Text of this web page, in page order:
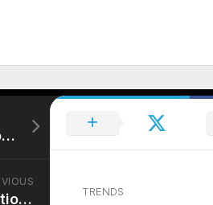
TRENDS
Pascal Olmeta Réalisations : La Carrière Sportive de Pascal Olmeta
Isabelle Ithurburu Relation : La Vie Privée d’Isabelle Ithurburu